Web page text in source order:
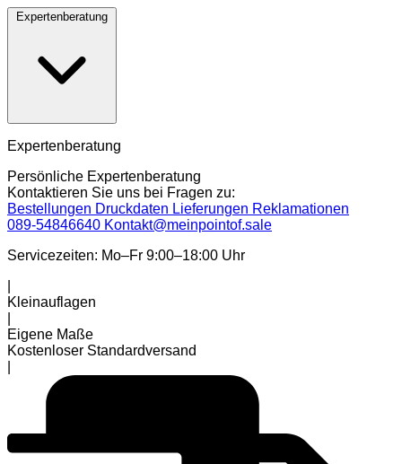
Expertenberatung
Expertenberatung
Persönliche Expertenberatung
Kontaktieren Sie uns bei Fragen zu:
Bestellungen Druckdaten Lieferungen Reklamationen
089-54846640 Kontakt@meinpointof.sale
Servicezeiten: Mo–Fr 9:00–18:00 Uhr
Kleinauflagen
Eigene Maße
Kostenloser Standardversand